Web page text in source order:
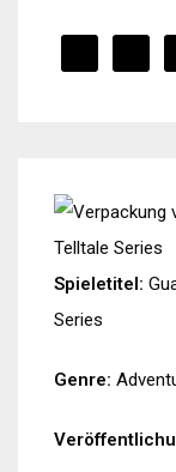
Spieletitel:
Series
Genre: